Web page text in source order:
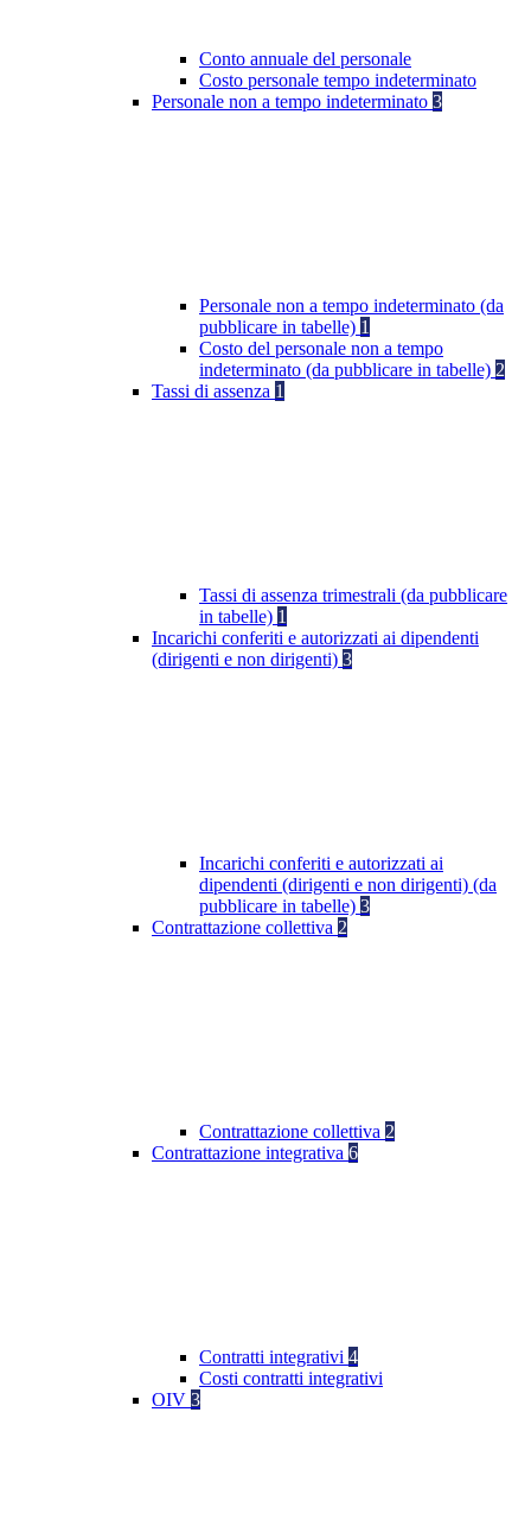
Conto annuale del personale
Costo personale tempo indeterminato
Personale non a tempo indeterminato 3
Personale non a tempo indeterminato (da
pubblicare in tabelle) 1
Costo del personale non a tempo
indeterminato (da pubblicare in tabelle) 2
Tassi di assenza 1
Tassi di assenza trimestrali (da pubblicare
in tabelle) 1
Incarichi conferiti e autorizzati ai dipendenti
(dirigenti e non dirigenti) 3
Incarichi conferiti e autorizzati ai
dipendenti (dirigenti e non dirigenti) (da
pubblicare in tabelle) 3
Contrattazione collettiva 2
Contrattazione collettiva 2
Contrattazione integrativa 6
Contratti integrativi 4
Costi contratti integrativi
OIV 3